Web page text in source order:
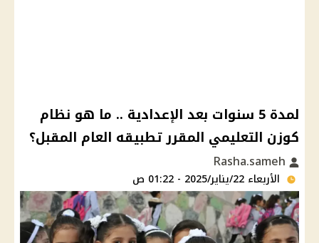
لمدة 5 سنوات بعد الإعدادية .. ما هو نظام
كوزن التعليمي المقرر تطبيقه العام المقبل؟
الأربعاء 22/يناير/2025 - 01:22 ص